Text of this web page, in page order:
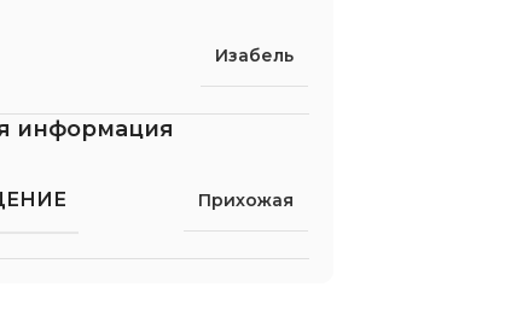
Изабель
информация
Прихожая